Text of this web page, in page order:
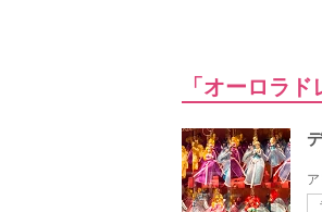
「オーロラ